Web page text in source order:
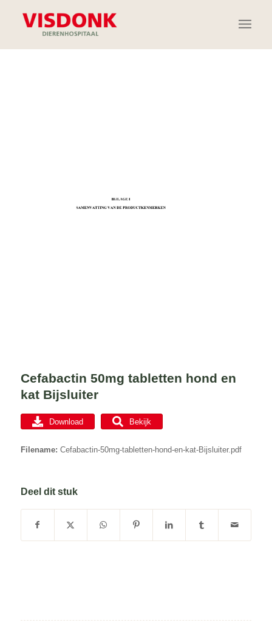
Cefabactin 50mg tabletten hond en
kat Bijsluiter
Download Bekijk
Filename: Cefabactin-50mg-tabletten-hond-en-kat-Bijsluiter.pdf
Deel dit stuk